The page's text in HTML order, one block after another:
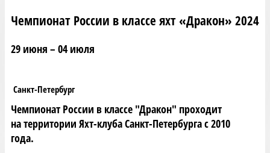
Чемпионат России в классе яхт «Дракон» 2024
29 июня – 04 июля
Санкт-Петербург
Чемпионат России в классе "Дракон" проходит
на территории Яхт-клуба Санкт-Петербурга с 2010
года.